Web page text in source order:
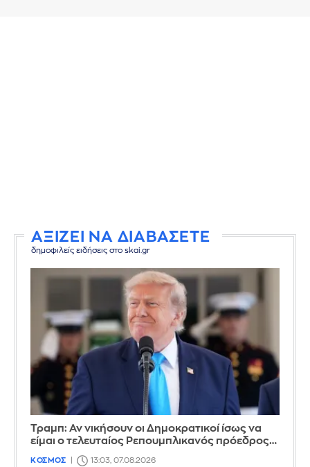
ΑΞΙΖΕΙ ΝΑ ΔΙΑΒΑΣΕΤΕ
δημοφιλείς ειδήσεις στο skai.gr
Τραμπ: Αν νικήσουν οι Δημοκρατικοί ίσως να
είμαι ο τελευταίος Ρεπουμπλικανός πρόεδρος…
ΚΟΣΜΟΣ 13:03, 07.08.2026